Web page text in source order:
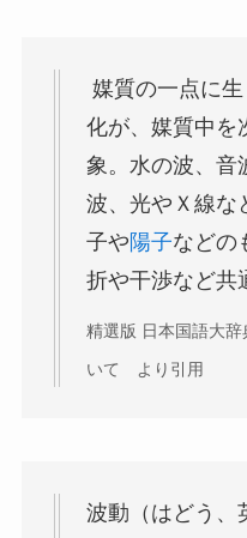
媒質の一点に
化が、媒質中を
象。水の波、音
波、光やＸ線な
子や陽子などの
折や干渉など共
精選版 日本国語大辞
いて より引用
波動（はどう、